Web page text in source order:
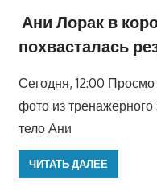
Ани Лорак в
похвасталась
Сегодня, 12:00
фото из
тело Ани
ЧИТАТЬ ДАЛЕЕ